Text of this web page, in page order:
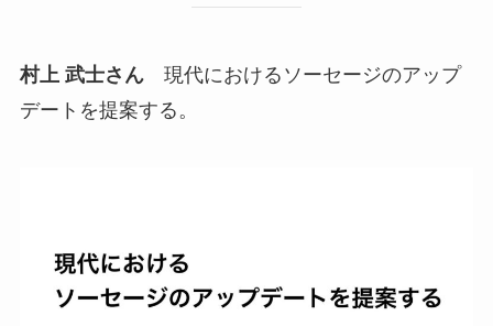
村上 武士さん現代におけるソーセージのアップ
デートを提案する。